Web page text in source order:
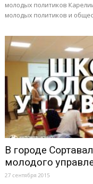
молодых политиков
молодых политиков и
В городе
молодого
27 сентября 2015